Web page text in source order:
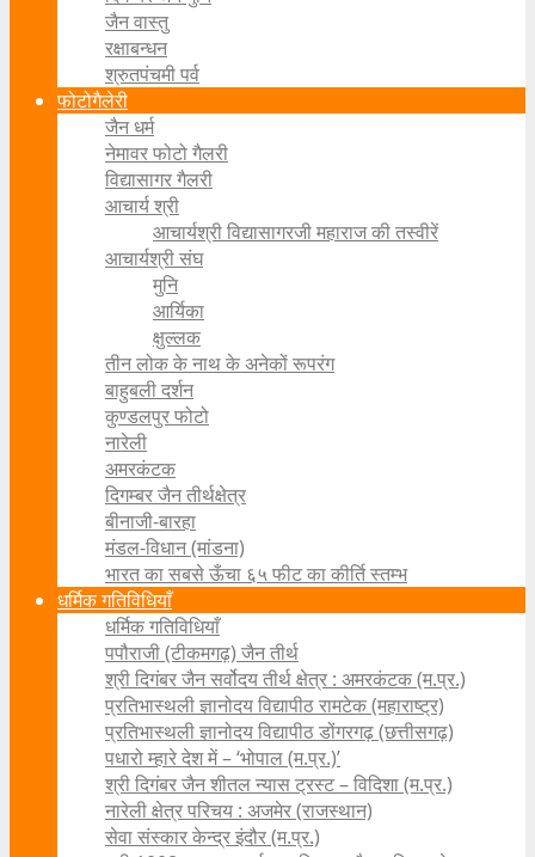
जैन वास्तु
रक्षाबन्धन
श्रुतपंचमी पर्व
फोटोगैलेरी
जैन धर्म
नेमावर फोटो गैलरी
विद्यासागर गैलरी
आचार्य श्री
आचार्यश्री विद्यासागरजी महाराज की तस्वीरें
आचार्यश्री संघ
मुनि
आर्यिका
क्षुल्लक
तीन लोक के नाथ के अनेकों रूपरंग
बाहुबली दर्शन
कुण्डलपुर फोटो
नारेली
अमरकंटक
दिगम्बर जैन तीर्थक्षेत्र
बीनाजी-बारहा
मंडल-विधान (मांडना)
भारत का सबसे ऊँचा ६५ फीट का कीर्ति स्तम्भ
धर्मिक गतिविधियाँ
धर्मिक गतिविधियाँ
पपौराजी (टीकमगढ़) जैन तीर्थ
श्री दिगंबर जैन सर्वोदय तीर्थ क्षेत्र : अमरकंटक (म.प्र.)
प्रतिभास्थली ज्ञानोदय विद्यापीठ रामटेक (महाराष्ट्र)
प्रतिभास्थली ज्ञानोदय विद्यापीठ डोंगरगढ़ (छत्तीसगढ़)
पधारो म्हारे देश में – ‘भोपाल (म.प्र.)’
श्री दिगंबर जैन शीतल न्यास ट्रस्ट – विदिशा (म.प्र.)
नारेली क्षेत्र परिचय : अजमेर (राजस्थान)
सेवा संस्कार केन्द्र इंदौर (म.प्र.)